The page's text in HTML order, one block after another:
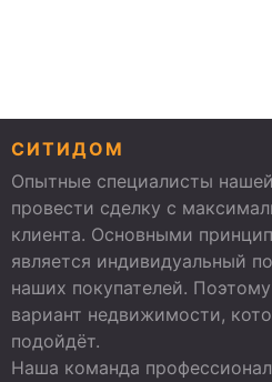
СИТИДОМ
Опытные специалисты
провести сделку с
клиента. Основными
является индивидуальный
наших покупателей.
вариант недвижимости,
подойдёт.
Наша команда